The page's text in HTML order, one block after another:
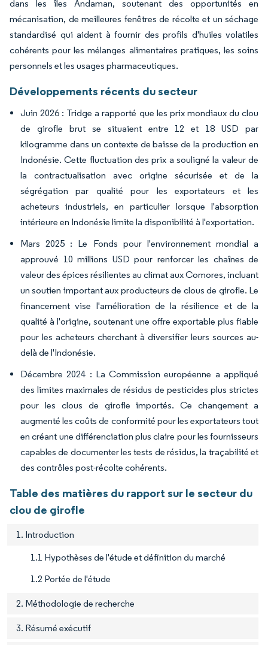
dans les îles Andaman, soutenant des opportunités en
mécanisation, de meilleures fenêtres de récolte et un séchage
standardisé qui aident à fournir des profils d'huiles volatiles
cohérents pour les mélanges alimentaires pratiques, les soins
personnels et les usages pharmaceutiques.
Développements récents du secteur
Juin 2026 : Tridge a rapporté que les prix mondiaux du clou
de girofle brut se situaient entre 12 et 18 USD par
kilogramme dans un contexte de baisse de la production en
Indonésie. Cette fluctuation des prix a souligné la valeur de
la contractualisation avec origine sécurisée et de la
ségrégation par qualité pour les exportateurs et les
acheteurs industriels, en particulier lorsque l'absorption
intérieure en Indonésie limite la disponibilité à l'exportation.
Mars 2025 : Le Fonds pour l'environnement mondial a
approuvé 10 millions USD pour renforcer les chaînes de
valeur des épices résilientes au climat aux Comores, incluant
un soutien important aux producteurs de clous de girofle. Le
financement vise l'amélioration de la résilience et de la
qualité à l'origine, soutenant une offre exportable plus fiable
pour les acheteurs cherchant à diversifier leurs sources au-
delà de l'Indonésie.
Décembre 2024 : La Commission européenne a appliqué
des limites maximales de résidus de pesticides plus strictes
pour les clous de girofle importés. Ce changement a
augmenté les coûts de conformité pour les exportateurs tout
en créant une différenciation plus claire pour les fournisseurs
capables de documenter les tests de résidus, la traçabilité et
des contrôles post-récolte cohérents.
Table des matières du rapport sur le secteur du
clou de girofle
1. Introduction
1.1 Hypothèses de l'étude et définition du marché
1.2 Portée de l'étude
2. Méthodologie de recherche
3. Résumé exécutif